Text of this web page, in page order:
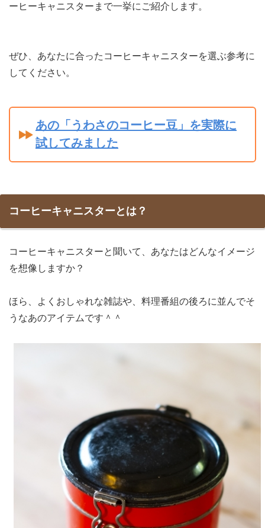
ーヒーキャニスターまで一挙にご紹介します。
ぜひ、あなたに合ったコーヒーキャニスターを選ぶ参考に
してください。
あの「うわさのコーヒー豆」を実際に
試してみました
コーヒーキャニスターとは？
コーヒーキャニスターと聞いて、あなたはどんなイメージ
を想像しますか？
ほら、よくおしゃれな雑誌や、料理番組の後ろに並んでそ
うなあのアイテムです＾＾